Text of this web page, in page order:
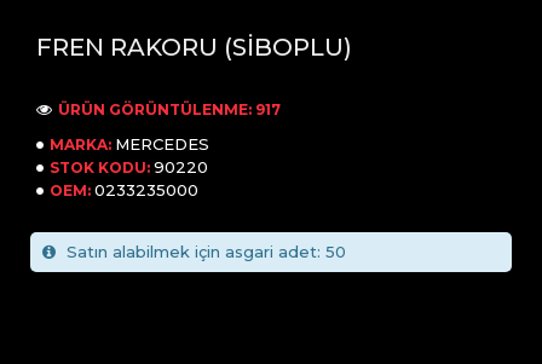
FREN RAKORU (SİBOPLU)
MARKA: MERCEDES
STOK KODU: 90220
OEM: 0233235000
ÜRÜN GÖRÜNTÜLENME: 917
Satın alabilmek için asgari adet: 50